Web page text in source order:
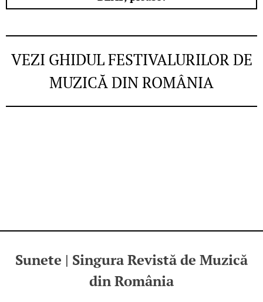
VEZI GHIDUL FESTIVALURILOR DE
MUZICĂ DIN ROMÂNIA
Sunete | Singura Revistă de Muzică
din România